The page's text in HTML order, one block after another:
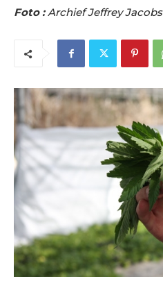
Foto :Archief Jeffrey Jacobs